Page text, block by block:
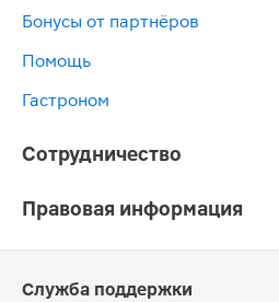
Бонусы от партнёров
Помощь
Гастроном
Сотрудничество
Правовая информация
Служба поддержки